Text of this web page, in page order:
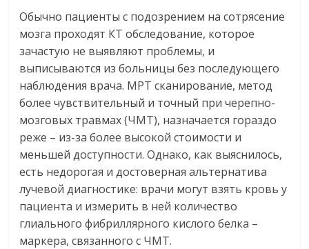
Обычно пациенты с подозрением на сотрясение
мозга проходят КТ обследование, которое
зачастую не выявляют проблемы, и
выписываются из больницы без последующего
наблюдения врача. МРТ сканирование, метод
более чувствительный и точный при черепно-
мозговых травмах (ЧМТ), назначается гораздо
реже – из-за более высокой стоимости и
меньшей доступности. Однако, как выяснилось,
есть недорогая и достоверная альтернатива
лучевой диагностике: врачи могут взять кровь у
пациента и измерить в ней количество
глиального фибриллярного кислого белка –
маркера, связанного с ЧМТ.